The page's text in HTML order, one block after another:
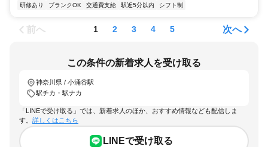
研修あり
ブランクOK 交通費支給 駅近5分以内 シフト制
前へ 1 2 3 4 5 次へ
この条件の新着求人を受け取る
神奈川県 / 小涌谷駅
駅チカ・駅ナカ
「LINEで受け取る」では、新着求人のほか、おすすめ情報なども配信しま
す。 詳しくはこちら
LINEで受け取る